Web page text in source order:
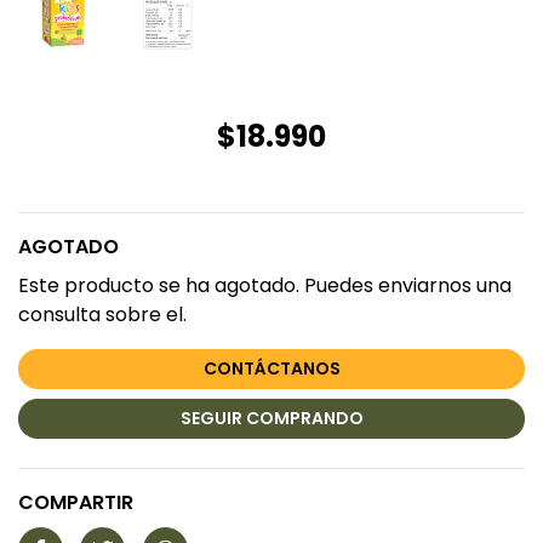
$18.990
AGOTADO
Este producto se ha agotado. Puedes enviarnos una
consulta sobre el.
CONTÁCTANOS
SEGUIR COMPRANDO
COMPARTIR